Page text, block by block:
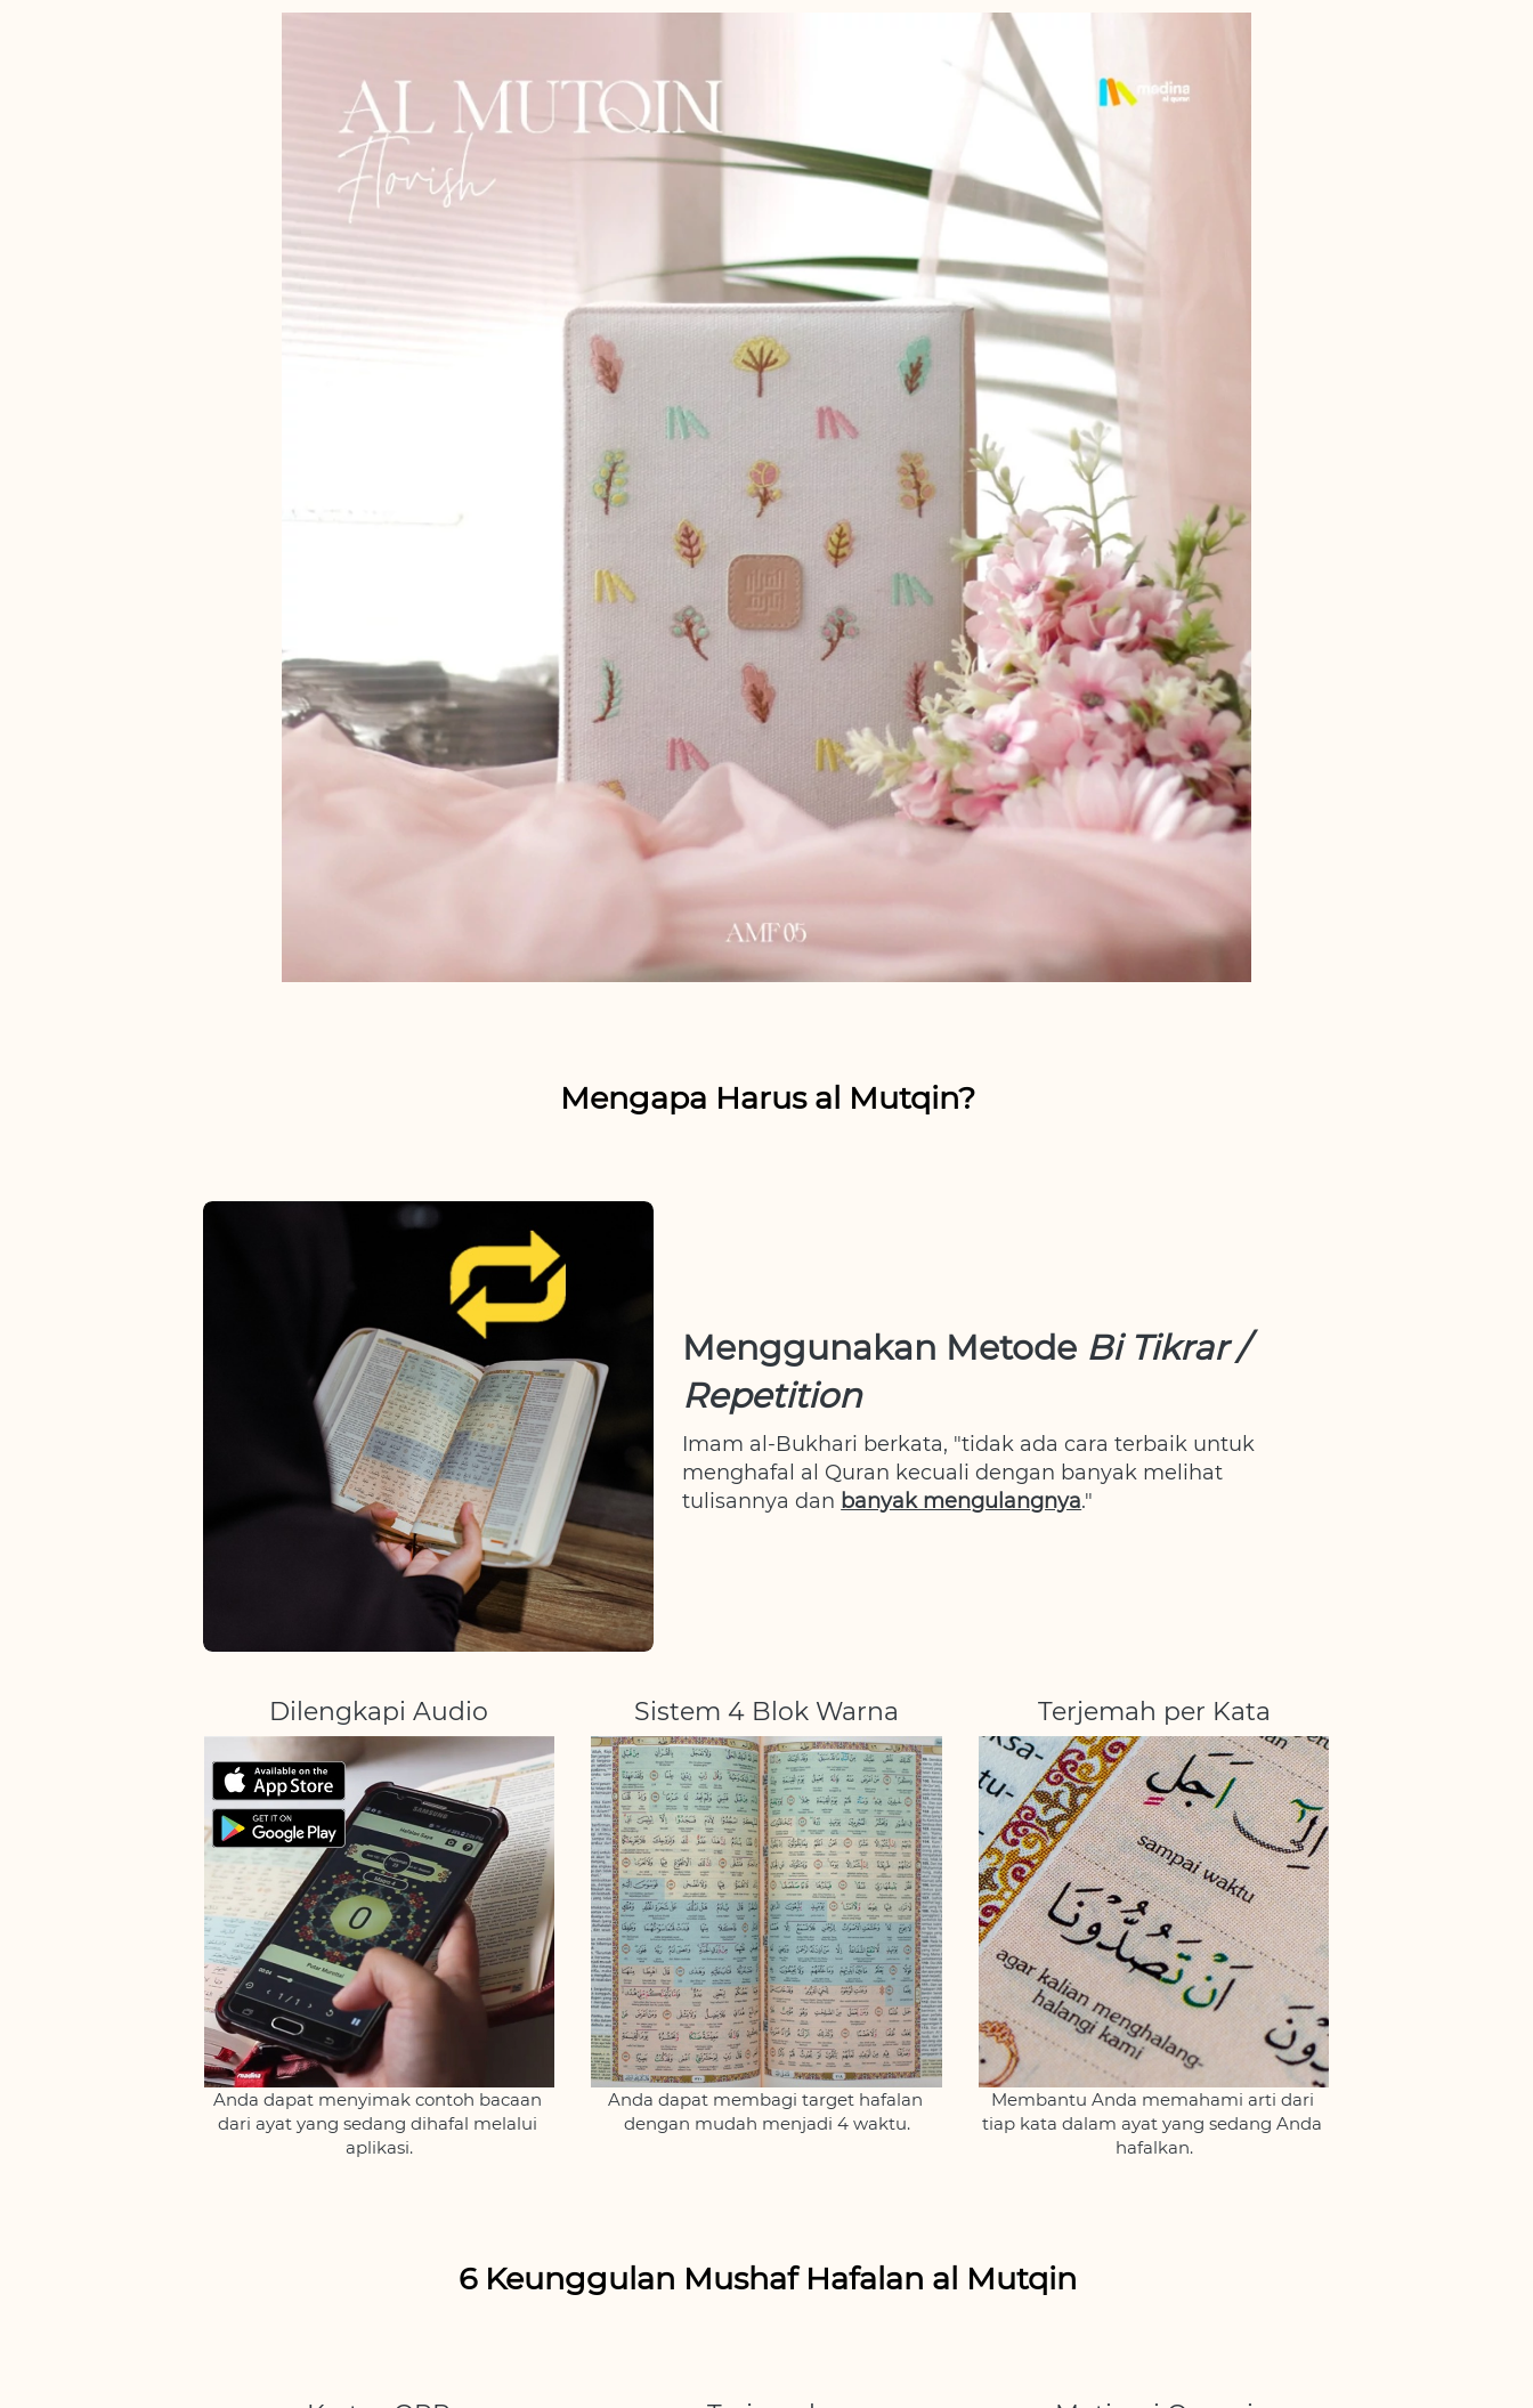
Mengapa Harus al Mutqin?
Menggunakan Metode Bi Tikrar /
Repetition
Imam al-Bukhari berkata, "tidak ada cara terbaik untuk
menghafal al Quran kecuali dengan banyak melihat
tulisannya dan banyak mengulangnya."
Dilengkapi Audio
Anda dapat menyimak contoh bacaan
dari ayat yang sedang dihafal melalui
aplikasi.
Sistem 4 Blok Warna
Anda dapat membagi target hafalan
dengan mudah menjadi 4 waktu.
Terjemah per Kata
Membantu Anda memahami arti dari
tiap kata dalam ayat yang sedang Anda
hafalkan.
6 Keunggulan Mushaf Hafalan al Mutqin